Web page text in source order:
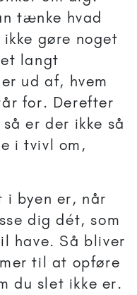
tænke hvad
gøre noget
langt
ud af, hvem
for. Derefter
er der ikke så
i tvivl om,
i byen er, når
dig dét, som
have. Så bliver
til at opføre
du slet ikke er.